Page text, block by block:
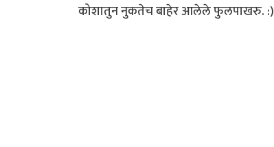
कोशातुन नुकतेच बाहेर आलेले फुलपाखरु. :)